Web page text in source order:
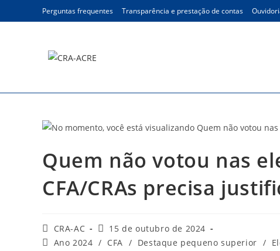
para
Perguntas frequentes Transparência e prestação de contas
Quem não votou nas
CFA/CRAs precisa
Autor
do
CRA-AC
Post
publicado:
15 de outubro de 2024
Categoria
Ano 2024 / CFA / Destaque pequeno superior /